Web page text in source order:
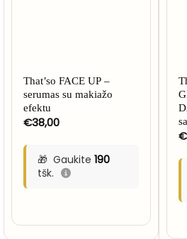
That’so FACE UP –
serumas su makiažo
efektu
€38,00
Gaukite 190
tšk.
€